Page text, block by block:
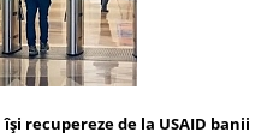
recupereze de la USAID banii